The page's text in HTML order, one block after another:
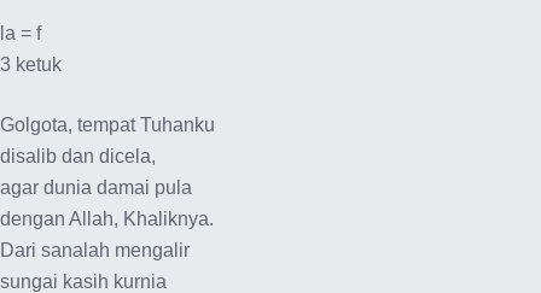
la = f
3 ketuk
Golgota, tempat Tuhanku
disalib dan dicela,
agar dunia damai pula
dengan Allah, Khaliknya.
Dari sanalah mengalir
sungai kasih kurnia